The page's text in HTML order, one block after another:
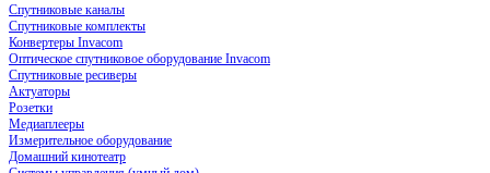
Спутниковые каналы
Спутниковые комплекты
Конвертеры Invacom
Оптическое спутниковое оборудование Invacom
Спутниковые ресиверы
Актуаторы
Розетки
Медиаплееры
Измерительное оборудование
Домашний кинотеатр